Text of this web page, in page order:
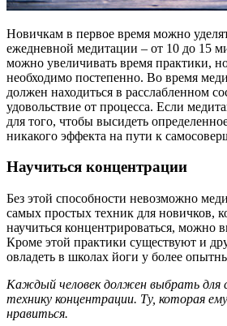
Новичкам в первое время можно
ежедневной медитации – от 10 до 15
можно увеличивать время практики,
необходимо постепенно. Во время
должен находиться в расслабленном
удовольствие от процесса. Если
для того, чтобы высидеть
никакого эффекта на пути к
Научиться концентрации
Без этой способности невозможно
самых простых техник для новичков,
научиться концентрироваться, можно
Кроме этой практики существуют и
овладеть в школах йоги у более
Каждый человек должен выбрать для
технику концентрации. Ту, которая
нравиться.